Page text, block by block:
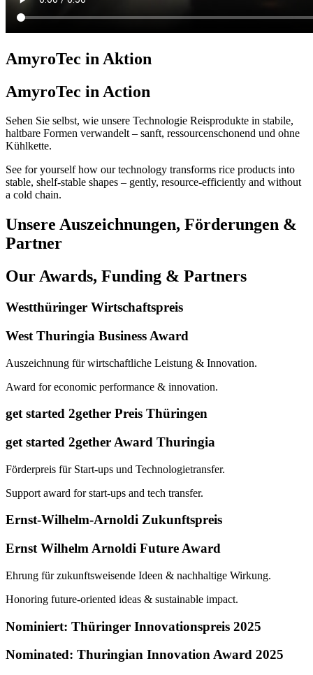
AmyroTec in Aktion
AmyroTec in Action
Sehen Sie selbst, wie unsere Technologie Reisprodukte in stabile,
haltbare Formen verwandelt – sanft, ressourcenschonend und ohne
Kühlkette.
See for yourself how our technology transforms rice products into
stable, shelf-stable shapes – gently, resource-efficiently and without
a cold chain.
Unsere Auszeichnungen, Förderungen &
Partner
Our Awards, Funding & Partners
Westthüringer Wirtschaftspreis
West Thuringia Business Award
Auszeichnung für wirtschaftliche Leistung & Innovation.
Award for economic performance & innovation.
get started 2gether Preis Thüringen
get started 2gether Award Thuringia
Förderpreis für Start-ups und Technologietransfer.
Support award for start-ups and tech transfer.
Ernst-Wilhelm-Arnoldi Zukunftspreis
Ernst Wilhelm Arnoldi Future Award
Ehrung für zukunftsweisende Ideen & nachhaltige Wirkung.
Honoring future-oriented ideas & sustainable impact.
Nominiert: Thüringer Innovationspreis 2025
Nominated: Thuringian Innovation Award 2025